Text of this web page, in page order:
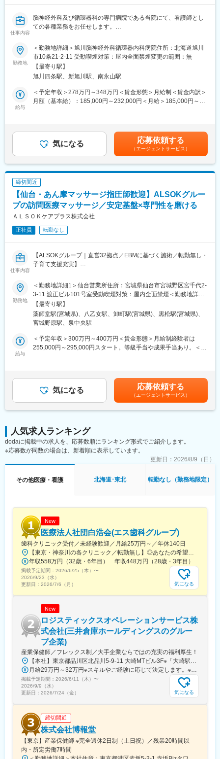
環境です。
いという先生は、オペのある日は朝からオペに専念するという働
き方も可能です。
師と進めてもらい難しい症例は、休診時間を使って院長と入りま
す。得意分野を活かし、さらにのばすという働き方ができる病院
です。
変更の範囲：会社の定める業務
仕事内容
脳神経外科及び循環器科の専門病院である当院にて、看護師とし
ての各種業務をお任せします。
■主な業務内容：
・医師の診療補助、検査指示
・患者様の健康状態のチェック
・入院患者様の日常のお世話
■主な診療科：
◎脳神経外科…当院では、脳神経外科専門病院ならではの高度医
療を提供しています。特に予約をせずに検査可能なMRI（磁気共
出血等）の早期発見、治療に大きな役割を担っています。また併
せて「高気圧酸素治療」も行っています。
最新鋭心臓カテーテル検査装置や狭心症の原因となる冠動脈の詰
まりを発見するマルチスライスCTを新規導入しています。こうし
た最新鋭機を駆使し、心臓専門医の解析によって行われる「心臓
ドック」は、心筋梗塞、狭心症、心不全等の早期発見が可能で
す。
■プライベートとの両立が可能：
らっしゃる方も安心して業務に取り組んでいただけます。日曜祝
日固定休みで残業ほぼありません。定時で帰れるので家庭との両
変更の範囲：会社の定める業務
勤務地
＜勤務地詳細＞旭川脳神経外科循環器内科病院住所：北海道旭川
市10条21‐2-11 受動喫煙対策：屋内全面禁煙変更の範囲：無
【最寄り駅】
旭川四条駅、新旭川駅、南永山駅
給与
＜予定年収＞278万円～348万円＜賃金形態＞月給制＜賃金内訳＞
月額（基本給）：185,000円～232,000円＜月給＞185,000円～
性があります。月給(月額)は固定手当を含みます。
気になる 応募依頼する
（エージェントサービス）
締切間近
【仙台・あん摩マッサージ指圧師歓迎】ALSOKグルー
プの訪問医療マッサージ／安定基盤×専門性を磨ける
ＡＬＳＯＫケアプラス株式会社
正社員 転勤なし
仕事内容
【ALSOKグループ｜直営32拠点／EBMに基づく施術／転勤無し・
子育て支援充実】
■業務概要
ALSOKグループの介護・医療事業を担う当社にて、在宅療養中の
方や介護を必要とされる方のご自宅・入居施設を訪問し、医療保
険が適用される訪問医療マッサージを提供していただきます。単
なるリラクゼーションではなく、身体機能の維持・改善、疼痛緩
和、QOL（生活の質）の向上を目的とした、医療的根拠に基づく
施術を行う専門職ポジションです。
■業務詳細
・関節可動域訓練、筋緊張緩和、循環改善を目的とした機能訓練
・主治医やケアマネジャーとの情報共有、施術計画の立案
・施術経過の記録、報告書作成（業務時間内完結）
■組織体制・仕事の魅力
全国32拠点すべて直営、施術師約550名在籍。ALSOKグループの
安定基盤のもと、資格を活かし社会貢献しながら専門性を高めら
す。
■教育・就業環境
率90％以上。長期的に専門職として活躍できる環境です。
■キャリアパス
スペシャリスト、管理者、教育担当など多様なキャリアを描けま
す。
変更の範囲：会社の定める業務
勤務地
＜勤務地詳細1＞仙台営業所住所：宮城県仙台市宮城野区宮千代2-
3-11 渡正ビル101号室受動喫煙対策：屋内全面禁煙＜勤務地詳細2
＞仙台北出張所住所：宮城県仙台市泉区八乙女中央5-18-15 サニ
ースポット八乙女103号室受動喫煙対策：屋内全面禁煙変更の範
囲：会社の定める事業所
【最寄り駅】
薬師堂駅(宮城県)、八乙女駅、卸町駅(宮城県)、黒松駅(宮城県)、
宮城野原駅、泉中央駅
給与
＜予定年収＞300万円～400万円＜賃金形態＞月給制経験者は
255,000円～295,000円スタート。等級手当や成果手当あり。＜賃
（等級5級）賃金はあくまでも目安の金額であり、選考を通じて上
下する可能性があります。月給(月額)は固定手当を含めた表記で
気になる 応募依頼する
（エージェントサービス）
人気求人ランキング
dodaに掲載中の求人を、応募数順にランキング形式でご紹介します。
※応募数が同数の場合は、新着順に表示しています。
更新日： 2026/8/9（日）
その他医療・看護 北海道･東北 転勤なし（勤務地限定）
New
医療法人社団白浩会(エス歯科グループ)
歯科クリニック受付／未経験歓迎／月給25万円～／年休140日
年収558万円（32歳・6年目） 年収448万円（28歳・3年目）
掲載予定期間： 2026/6/25（木） 〜
2026/9/23（水）
更新日： 2026/7/6（月） 気になる
New
ロジスティックスオペレーションサービス株
式会社(三井倉庫ホールディングスのグルー
プ企業)
産業保健師／フレックス制／大手企業ならではの充実の福利厚生！
掲載予定期間： 2026/6/11（木） 〜
2026/9/9（水）
更新日： 2026/7/24（金） 気になる
締切間近
株式会社博報堂
【東京】産業保健師 ※完全週休2日制（土日祝）／残業20時間以
内・所定労働7時間